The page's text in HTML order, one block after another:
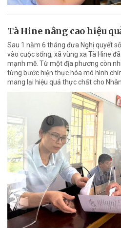
Tà Hine nâng cao hiệu
Sau 1 năm 6 tháng đưa Nghị quyết
vào cuộc sống, xã vùng xa Tà Hine
mạnh mẽ. Từ một địa phương còn
từng bước hiện thực hóa mô hình
mang lại hiệu quả thực chất cho